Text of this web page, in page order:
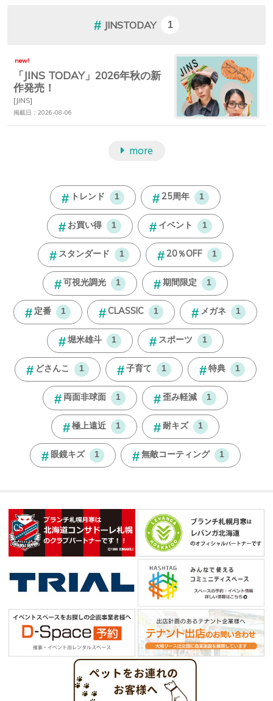
JINSTODAY 1
new!
「JINS TODAY」2026年秋の新
作発売！
[JINS]
掲載日：2026-08-06
more
トレンド 1 25周年 1
お買い得 1 イベント 1
スタンダード 1 20％OFF 1
可視光調光 1 期間限定 1
定番 1 CLASSIC 1 メガネ 1
堀米雄斗 1 スポーツ 1
どさんこ 1 子育て 1 特典 1
両面非球面 1 歪み軽減 1
極上遠近 1 耐キズ 1
眼鏡キズ 1 無敵コーティング 1